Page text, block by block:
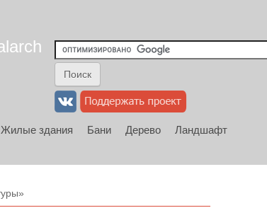
Жилые здания Бани Дерево
Ландшафт